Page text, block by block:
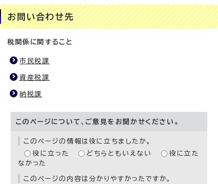
お問い合わせ先
税関係に関すること
市民税課
資産税課
納税課
このページについて、ご意見をお聞かせください。
このページの情報は役に立ちましたか。
役に立った
どちらともいえない
役に立た
なかった
このページの内容は分かりやすかったですか。